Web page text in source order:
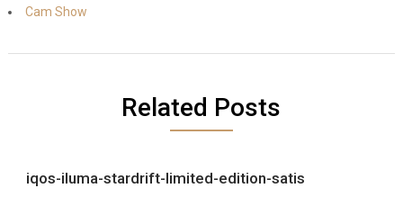
Cam Show
Related Posts
iqos-iluma-stardrift-limited-edition-satis